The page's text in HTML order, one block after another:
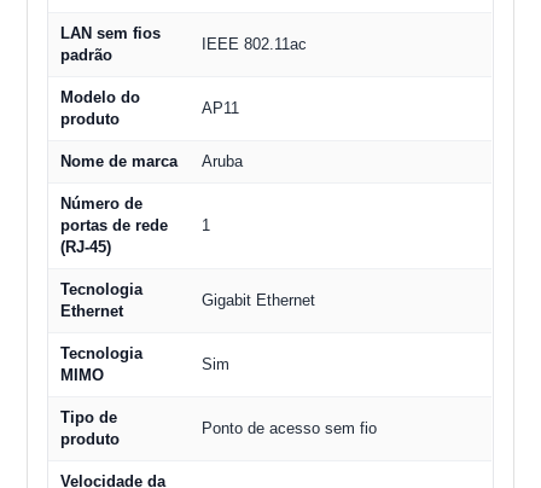
LAN sem fios
padrão
IEEE 802.11ac
Modelo do
produto
AP11
Nome de marca Aruba
Número de
portas de rede
(RJ-45)
1
Tecnologia
Ethernet
Gigabit Ethernet
Tecnologia
MIMO
Sim
Tipo de
produto
Ponto de acesso sem fio
Velocidade da